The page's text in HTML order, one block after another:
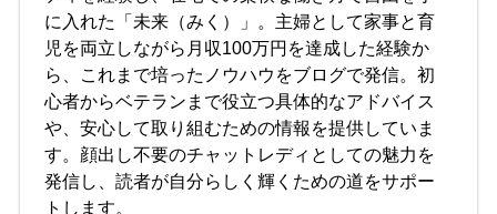
に入れた「未来（みく）」。主婦として家事と育
児を両立しながら月収100万円を達成した経験か
ら、これまで培ったノウハウをブログで発信。初
心者からベテランまで役立つ具体的なアドバイス
や、安心して取り組むための情報を提供していま
す。顔出し不要のチャットレディとしての魅力を
発信し、読者が自分らしく輝くための道をサポー
トします。